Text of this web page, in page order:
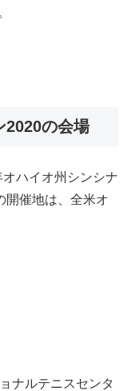
2020の会場
ハイオ州シンシナ
開催地は、全米オ
ナルテニスセンタ